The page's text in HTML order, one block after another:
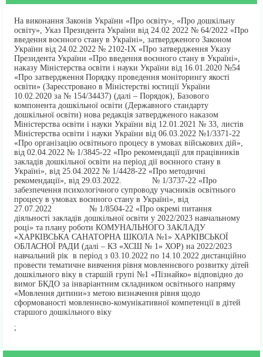
На виконання Законів України «Про освіту», «Про дошкільну
освіту», Указ Президента України від 24.02 2022 № 64/2022 «Про
введення воєнного стану в Україні», затвердженого Законом
України від 24.02.2022 № 2102-ІХ «Про затвердження Указу
Президента України «Про введення воєнного стану в Україні»,
наказу Міністерства освіти і науки України від 16.01.2020 №54
«Про затвердження Порядку проведення моніторингу якості
освіти» (Зареєстровано в Міністерстві юстиції України
10.02.2020 за № 154/34437) (далі – Порядок), Базового
компонента дошкільної освіти (Державного стандарту
дошкільної освіти) нова редакція затвердженого наказом
Міністерства освіти і науки України від 12.01.2021 № 33, листів
Міністерства освіти і науки України від 06.03.2022 №1/3371-22
«Про організацію освітнього процесу в умовах військових дій»,
від 02.04.2022 № 1/3845-22 «Про рекомендації для працівників
закладів дошкільної освіти на період дії воєнного стану в
Україні», від 25.04.2022 № 1/4428-22 «Про методичні
рекомендації», від 29.03.2022. № 1/3737-22 «Про
забезпечення психологічного супроводу учасників освітнього
процесу в умовах воєнного стану в Україні», від
27.07.2022 № 1/8504-22 «Про окремі питання
діяльності закладів дошкільної освіти у 2022/2023 навчальному
році» та плану роботи КОМУНАЛЬНОГО ЗАКЛАДУ
«ХАРКІВСЬКА САНАТОРНА ШКОЛА №1» ХАРКІВСЬКОЇ
ОБЛАСНОЇ РАДИ (далі – КЗ «ХСШ № 1» ХОР) на 2022/2023
навчальний рік в період з 03.10.2022 по 14.10.2022 дистанційно
провести тематичне вивчення рівня мовленнєвого розвитку дітей
дошкільного віку в старшій групі №1 «Пізнайко» відповідно до
вимог БКДО за інваріантним складником освітнього напряму
«Мовлення дитини»з метою визначення рівня щодо
сформованості мовленнєво-комунікативної компетенції в дітей
старшого дошкільного віку
;